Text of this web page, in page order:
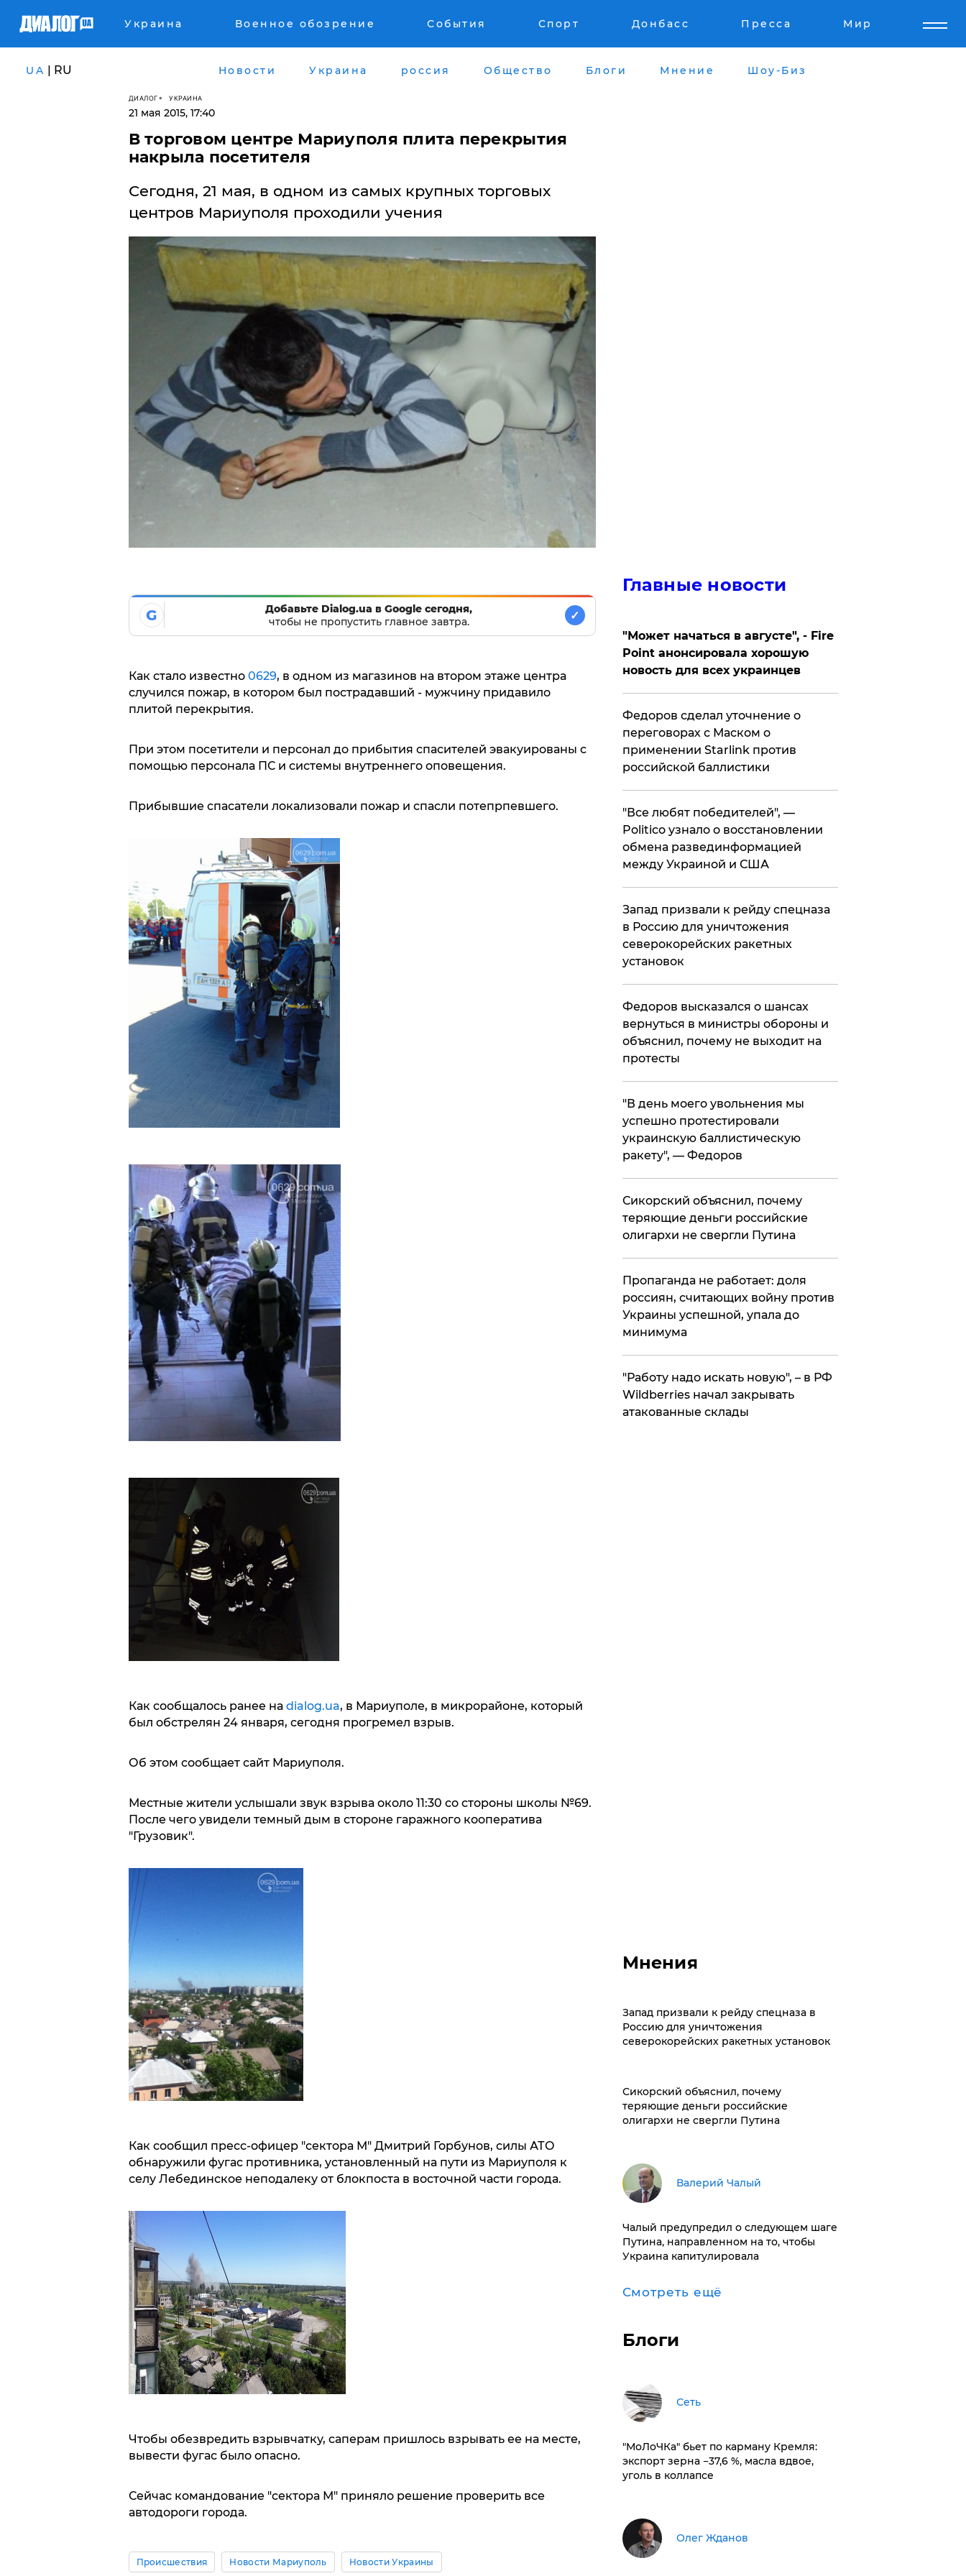
Украина Военное обозрение События Спорт Донбасс Пресса Мир
UA | RU Новости Украина россия Общество Блоги Мнение Шоу-Биз
ДИАЛОГ УКРАИНА
21 мая 2015, 17:40
В торговом центре Мариуполя плита перекрытия
накрыла посетителя
Сегодня, 21 мая, в одном из самых крупных торговых
центров Мариуполя проходили учения
G
Добавьте Dialog.ua в Google сегодня,
чтобы не пропустить главное завтра.
✓
Как стало известно 0629, в одном из магазинов на втором этаже центра
случился пожар, в котором был пострадавший - мужчину придавило
плитой перекрытия.
При этом посетители и персонал до прибытия спасителей эвакуированы с
помощью персонала ПС и системы внутреннего оповещения.
Прибывшие спасатели локализовали пожар и спасли потепрпевшего.
Как сообщалось ранее на dialog.ua, в Мариуполе, в микрорайоне, который
был обстрелян 24 января, сегодня прогремел взрыв.
Об этом сообщает сайт Мариуполя.
Местные жители услышали звук взрыва около 11:30 со стороны школы №69.
После чего увидели темный дым в стороне гаражного кооператива
"Грузовик".
Как сообщил пресс-офицер "сектора М" Дмитрий Горбунов, силы АТО
обнаружили фугас противника, установленный на пути из Мариуполя к
селу Лебединское неподалеку от блокпоста в восточной части города.
Чтобы обезвредить взрывчатку, саперам пришлось взрывать ее на месте,
вывести фугас было опасно.
Сейчас командование "сектора М" приняло решение проверить все
автодороги города.
Происшествия Новости Мариуполь Новости Украины
Главные новости
"Может начаться в августе", - Fire
Point анонсировала хорошую
новость для всех украинцев
Федоров сделал уточнение о
переговорах с Маском о
применении Starlink против
российской баллистики
​"Все любят победителей", —
Politico узнало о восстановлении
обмена развединформацией
между Украиной и США
Запад призвали к рейду спецназа
в Россию для уничтожения
северокорейских ракетных
установок
Федоров высказался о шансах
вернуться в министры обороны и
объяснил, почему не выходит на
протесты
​"В день моего увольнения мы
успешно протестировали
украинскую баллистическую
ракету", — Федоров
Сикорский объяснил, почему
теряющие деньги российские
олигархи не свергли Путина
​Пропаганда не работает: доля
россиян, считающих войну против
Украины успешной, упала до
минимума
"Работу надо искать новую", – в РФ
Wildberries начал закрывать
атакованные склады
Мнения
Запад призвали к рейду спецназа в
Россию для уничтожения
северокорейских ракетных установок
Сикорский объяснил, почему
теряющие деньги российские
олигархи не свергли Путина
Валерий Чалый
Чалый предупредил о следующем шаге
Путина, направленном на то, чтобы
Украина капитулировала
Смотреть ещё
Блоги
Сеть
​"МоЛоЧКа" бьет по карману Кремля:
экспорт зерна −37,6 %, масла вдвое,
уголь в коллапсе
Олег Жданов